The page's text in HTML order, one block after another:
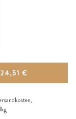
24,51 €
,